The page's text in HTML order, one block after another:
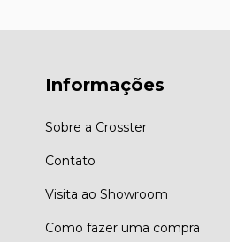
Informações
Sobre a Crosster
Contato
Visita ao Showroom
Como fazer uma compra